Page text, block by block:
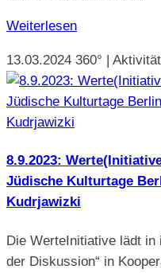
Weiterlesen
13.03.2024 360° |
8.9.2023:
Jüdische Kulturtage
Kudrjawizki
Die WerteInitiative lädt in
der Diskussion“ in